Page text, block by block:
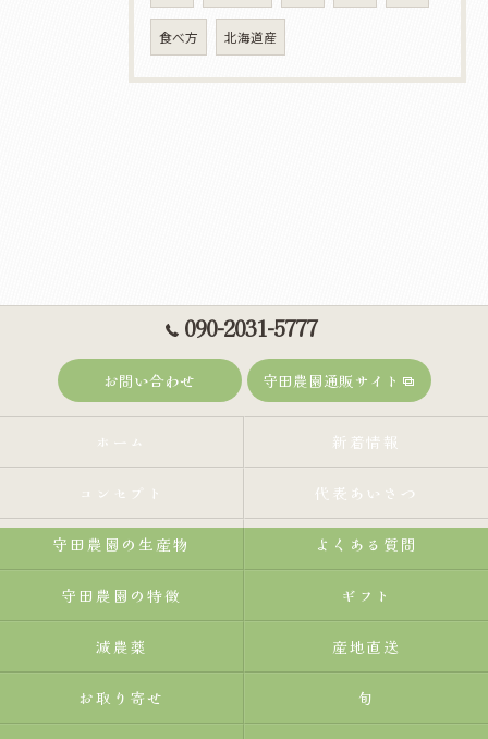
食べ方 北海道産
090-2031-5777
お問い合わせ 守田農園通販サイト
ホーム 新着情報
コンセプト 代表あいさつ
守田農園の生産物 よくある質問
守田農園の特徴 ギフト
減農薬 産地直送
お取り寄せ 旬